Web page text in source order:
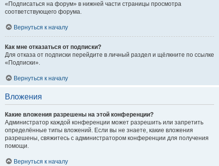
«Подписаться на форум» в нижней части страницы просмотра
соответствующего форума.
Вернуться к началу
Как мне отказаться от подписки?
Для отказа от подписки перейдите в личный раздел и щёлкните по ссылке
«Подписки».
Вернуться к началу
Вложения
Какие вложения разрешены на этой конференции?
Администратор каждой конференции может разрешить или запретить
определённые типы вложений. Если вы не знаете, какие вложения
разрешены, свяжитесь с администратором конференции для получения
помощи.
Вернуться к началу